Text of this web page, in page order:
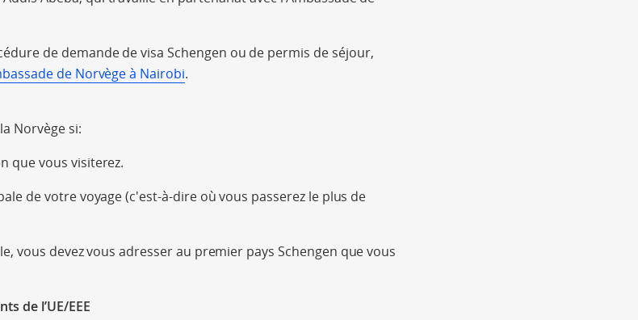
de demande de visa Schengen ou de permis de séjour,
de Norvège à Nairobi.
Norvège si:
que vous visiterez.
de votre voyage (c'est-à-dire où vous passerez le plus de
vous devez vous adresser au premier pays Schengen que vous
de l’UE/EEE